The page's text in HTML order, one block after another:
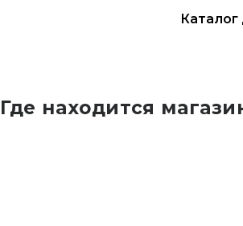
Каталог
Где находится